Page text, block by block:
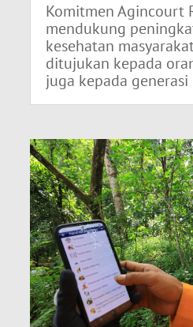
Komitmen Agincourt
mendukung
kesehatan
ditujukan kepada
juga kepada generasi